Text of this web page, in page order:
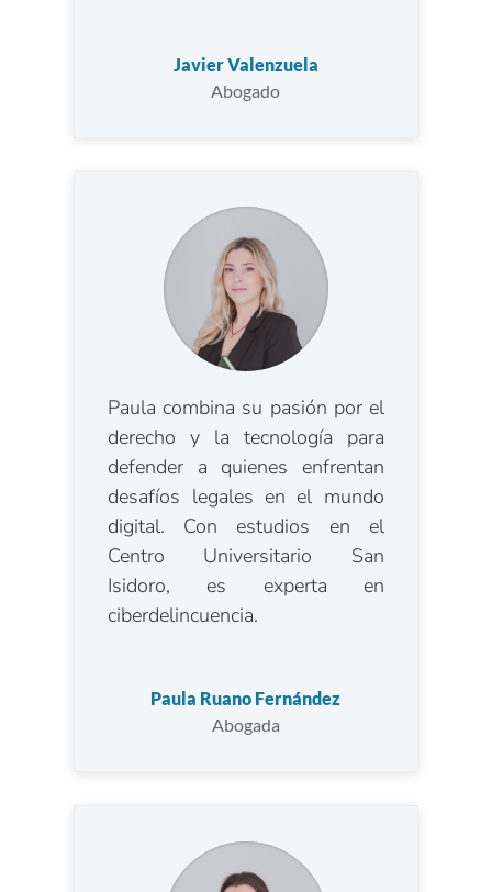
Javier Valenzuela
Abogado
Paula combina su pasión por el
derecho y la tecnología para
defender a quienes enfrentan
desafíos legales en el mundo
digital. Con estudios en el
Centro Universitario San
Isidoro, es experta en
ciberdelincuencia.
Paula Ruano Fernández
Abogada